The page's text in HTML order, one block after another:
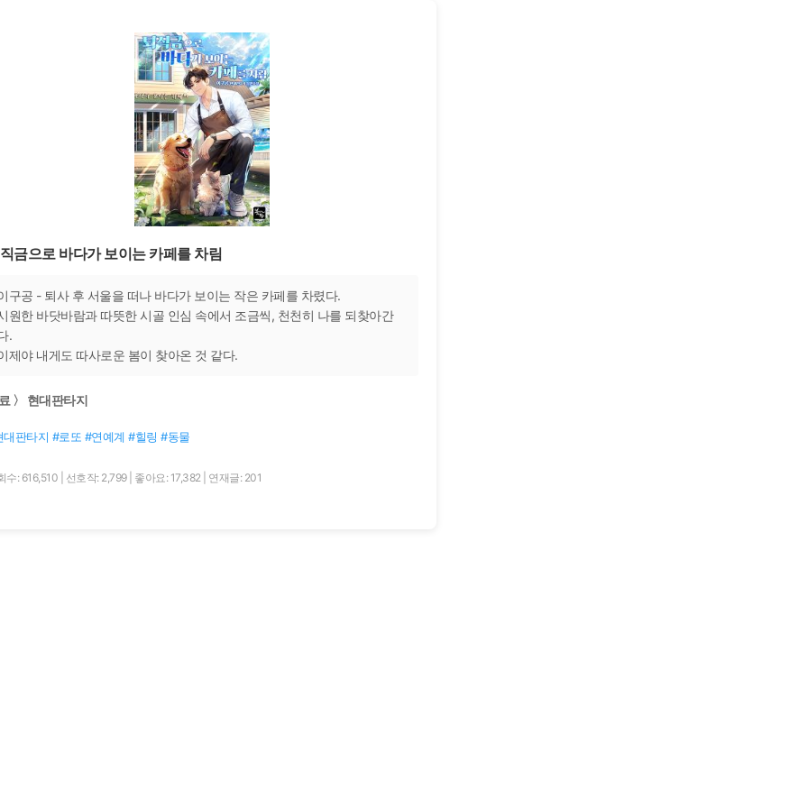
금으로 바다가 보이는 카페를 차림
구공 - 퇴사 후 서울을 떠나 바다가 보이는 작은 카페를 차렸다.
원한 바닷바람과 따뜻한 시골 인심 속에서 조금씩, 천천히 나를 되찾아간
.
제야 내게도 따사로운 봄이 찾아온 것 같다.
〉 현대판타지
대판타지 #로또 #연예계 #힐링 #동물
수: 616,510 선호작: 2,799 좋아요: 17,382 연재글: 201